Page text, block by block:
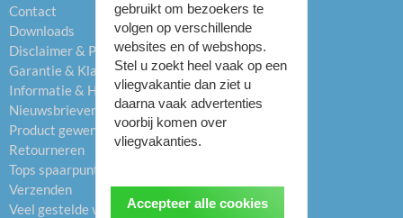
Printers
Overig
Contact
Downloads
Disclaimer & Privacybeleid
Garantie & Klachten
Informatie & Helpcentrum
Nieuwsbrieven
Product gewenst
Retourneren
Tops spaarpunten
Verzenden
Veel gestelde vragen (FAQ)
gebruikt om bezoekers te
volgen op verschillende
websites en of webshops.
Stel u zoekt heel vaak op een
vliegvakantie dan ziet u
daarna vaak advertenties
voorbij komen over
vliegvakanties.
Accepteer alle cookies